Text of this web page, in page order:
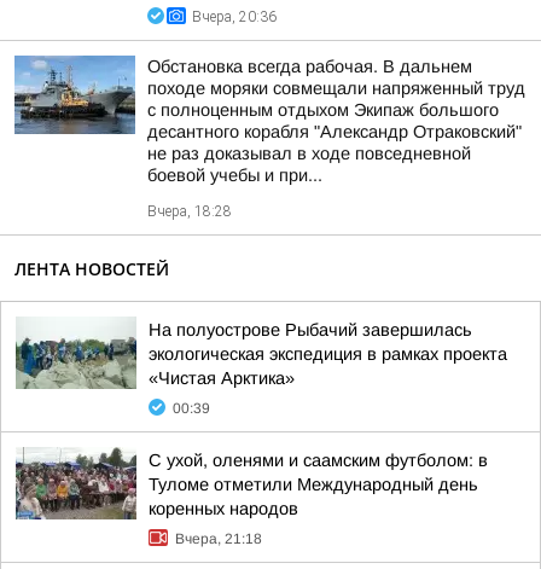
Вчера, 20:36
Обстановка всегда рабочая. В дальнем
походе моряки совмещали напряженный труд
с полноценным отдыхом Экипаж большого
десантного корабля "Александр Отраковский"
не раз доказывал в ходе повседневной
боевой учебы и при...
Вчера, 18:28
ЛЕНТА НОВОСТЕЙ
На полуострове Рыбачий завершилась
экологическая экспедиция в рамках проекта
«Чистая Арктика»
00:39
С ухой, оленями и саамским футболом: в
Туломе отметили Международный день
коренных народов
Вчера, 21:18